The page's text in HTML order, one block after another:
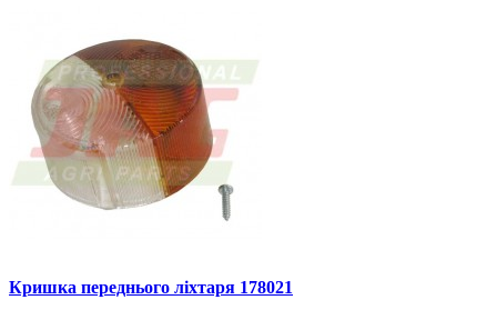
Кришка переднього ліхтаря 178021